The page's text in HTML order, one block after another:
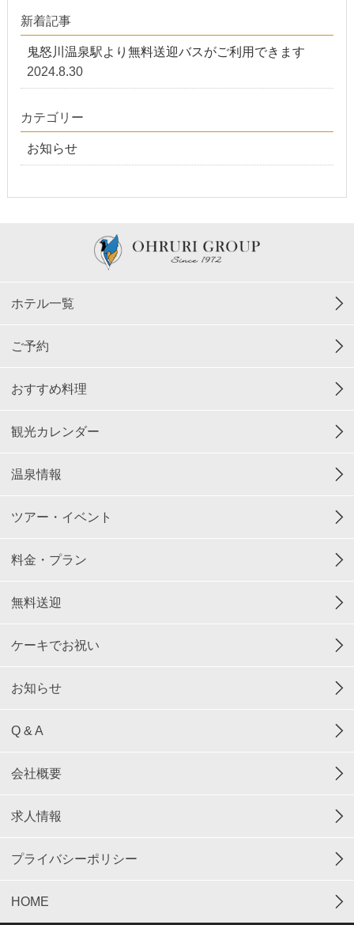
新着記事
鬼怒川温泉駅より無料送迎バスがご利用できます
2024.8.30
カテゴリー
お知らせ
ホテル一覧
ご予約
おすすめ料理
観光カレンダー
温泉情報
ツアー・イベント
料金・プラン
無料送迎
ケーキでお祝い
お知らせ
Q & A
会社概要
求人情報
プライバシーポリシー
HOME